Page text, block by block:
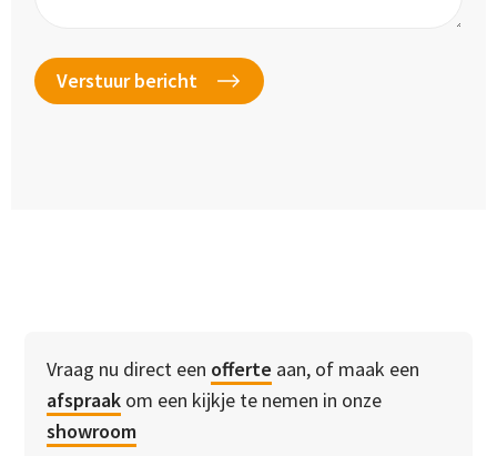
Vraag nu direct een offerte aan, of maak een
afspraak om een kijkje te nemen in onze
showroom